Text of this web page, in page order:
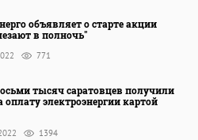
объявляет о старте акции
в полночь"
771
тысяч саратовцев получили
оплату электроэнергии картой
1394